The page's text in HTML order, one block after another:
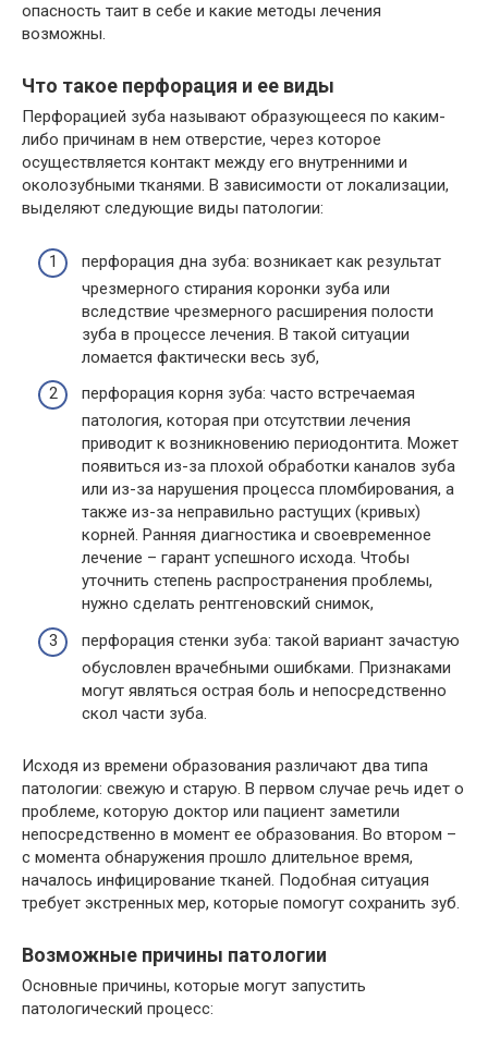
опасность таит в себе и какие методы лечения
возможны.
Что такое перфорация и ее виды
Перфорацией зуба называют образующееся по каким-
либо причинам в нем отверстие, через которое
осуществляется контакт между его внутренними и
околозубными тканями. В зависимости от локализации,
выделяют следующие виды патологии:
перфорация дна зуба: возникает как результат
чрезмерного стирания коронки зуба или
вследствие чрезмерного расширения полости
зуба в процессе лечения. В такой ситуации
ломается фактически весь зуб,
перфорация корня зуба: часто встречаемая
патология, которая при отсутствии лечения
приводит к возникновению периодонтита. Может
появиться из-за плохой обработки каналов зуба
или из-за нарушения процесса пломбирования, а
также из-за неправильно растущих (кривых)
корней. Ранняя диагностика и своевременное
лечение – гарант успешного исхода. Чтобы
уточнить степень распространения проблемы,
нужно сделать рентгеновский снимок,
перфорация стенки зуба: такой вариант зачастую
обусловлен врачебными ошибками. Признаками
могут являться острая боль и непосредственно
скол части зуба.
Исходя из времени образования различают два типа
патологии: свежую и старую. В первом случае речь идет о
проблеме, которую доктор или пациент заметили
непосредственно в момент ее образования. Во втором –
с момента обнаружения прошло длительное время,
началось инфицирование тканей. Подобная ситуация
требует экстренных мер, которые помогут сохранить зуб.
Возможные причины патологии
Основные причины, которые могут запустить
патологический процесс: